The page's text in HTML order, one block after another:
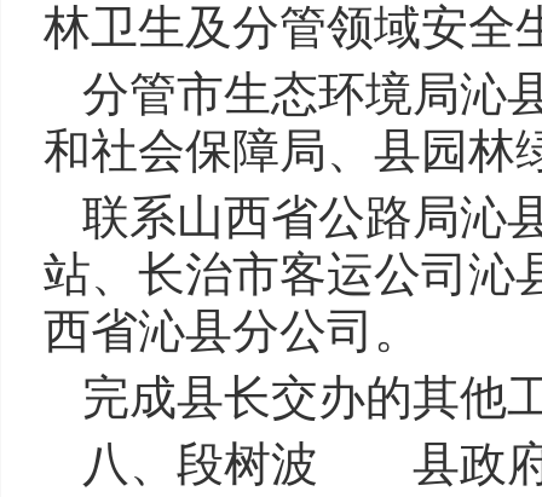
林卫生及分管领域安全
分管市生态环境局沁
和社会保障局、县园林
联系山西省公路局沁
站、长治市客运公司沁
西省沁县分公司。
完成县长交办的其他
八、段树波 县政府